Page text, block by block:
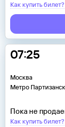
Как купить билет?
07:25
Москва
Метро
Пока не
Как купить билет?